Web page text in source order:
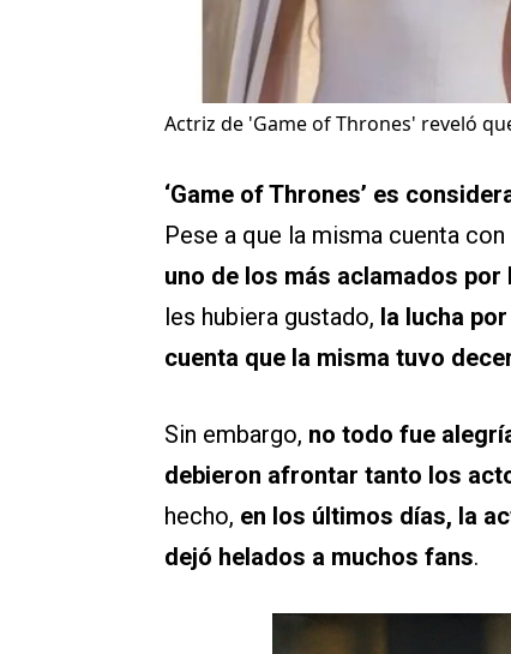
Actriz de 'Game of Thrones' reveló
‘Game of Thrones’ es
Pese a que la misma cuenta
uno de los más aclamados por
les hubiera gustado, la lucha
cuenta que la misma tuvo
Sin embargo, no todo fue
debieron afrontar tanto los
hecho, en los últimos días, la
dejó helados a muchos fans.